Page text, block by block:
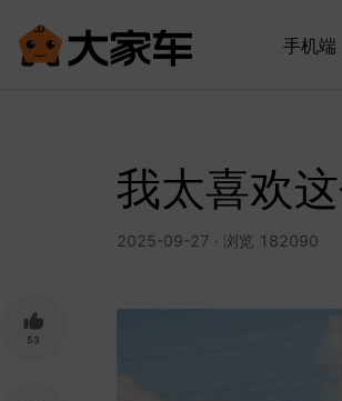
手机端
53
我太喜欢
2025-09-27 · 浏览 182090